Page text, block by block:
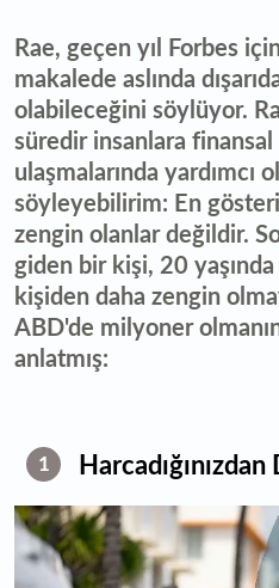
Rae, geçen yıl Forbes
makalede aslında
olabileceğini söylüyor.
süredir insanlara
ulaşmalarında yardımcı
söyleyebilirim: En
zengin olanlar değildir.
giden bir kişi, 20
kişiden daha zengin
ABD'de milyoner
anlatmış:
1